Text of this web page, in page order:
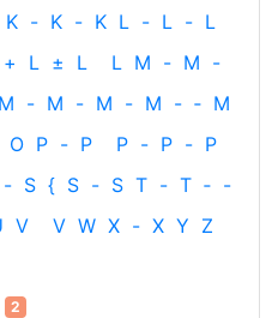
K - K - K L - L - L
+ L ± L L M - M -
M - M - M - M - ‐ M
O P - P P - P - P
- S { S - S T - T ‐ -
V V W X - X Y Z
2